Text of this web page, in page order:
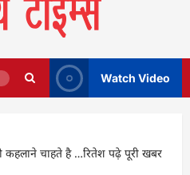
Watch Video
कहलाने चाहते है …रितेश पढ़े पूरी खबर